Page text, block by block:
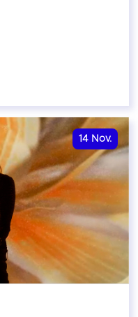
14 Nov.